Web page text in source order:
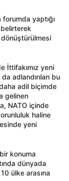
forumda yaptığı
dönüştürülmesi
İttifakımız yeni
adlandırılan bu
adil biçimde
gelinen
NATO içinde
haline
yeni
konuma
dünyada
ülke arasına